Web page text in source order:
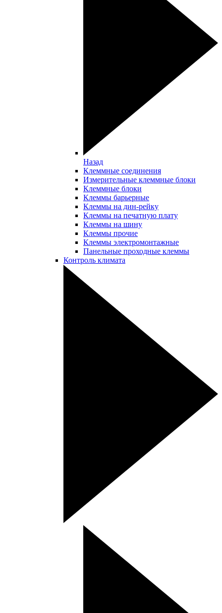
Назад
Клеммные соединения
Измерительные клеммные блоки
Клеммные блоки
Клеммы барьерные
Клеммы на дин-рейку
Клеммы на печатную плату
Клеммы на шину
Клеммы прочие
Клеммы электромонтажные
Панельные проходные клеммы
Контроль климата